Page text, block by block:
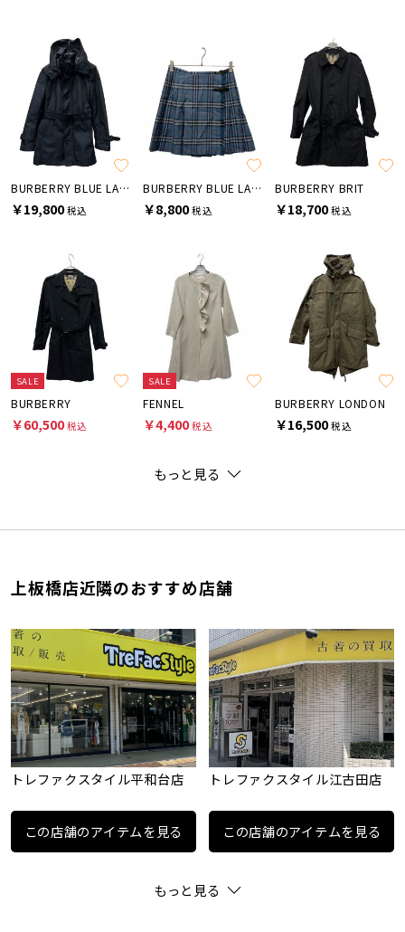
BURBERRY BLUE LABEL
￥19,800税込
BURBERRY BLUE LABEL
￥8,800税込
BURBERRY BRIT
￥18,700税込
SALE
BURBERRY
￥60,500税込
SALE
FENNEL
￥4,400税込
BURBERRY LONDON
￥16,500税込
もっと見る
上板橋店近隣のおすすめ店舗
トレファクスタイル平和台店
この店舗のアイテムを見る
トレファクスタイル江古田店
この店舗のアイテムを見る
もっと見る